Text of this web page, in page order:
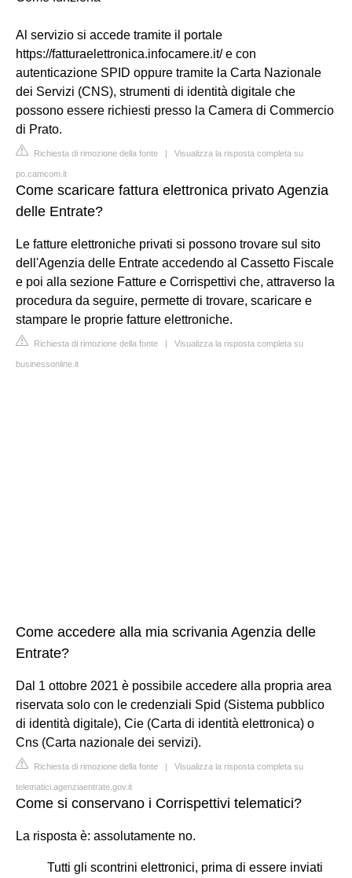
Al servizio si accede tramite il portale
https://fatturaelettronica.infocamere.it/ e con
autenticazione SPID oppure tramite la Carta Nazionale
dei Servizi (CNS), strumenti di identità digitale che
possono essere richiesti presso la Camera di Commercio
di Prato.
Richiesta di rimozione della fonte | Visualizza la risposta completa su
po.camcom.it
Come scaricare fattura elettronica privato Agenzia
delle Entrate?
Le fatture elettroniche privati si possono trovare sul sito
dell'Agenzia delle Entrate accedendo al Cassetto Fiscale
e poi alla sezione Fatture e Corrispettivi che, attraverso la
procedura da seguire, permette di trovare, scaricare e
stampare le proprie fatture elettroniche.
Richiesta di rimozione della fonte | Visualizza la risposta completa su
businessonline.it
Come accedere alla mia scrivania Agenzia delle
Entrate?
Dal 1 ottobre 2021 è possibile accedere alla propria area
riservata solo con le credenziali Spid (Sistema pubblico
di identità digitale), Cie (Carta di identità elettronica) o
Cns (Carta nazionale dei servizi).
Richiesta di rimozione della fonte | Visualizza la risposta completa su
telematici.agenziaentrate.gov.it
Come si conservano i Corrispettivi telematici?
La risposta è: assolutamente no.
Tutti gli scontrini elettronici, prima di essere inviati